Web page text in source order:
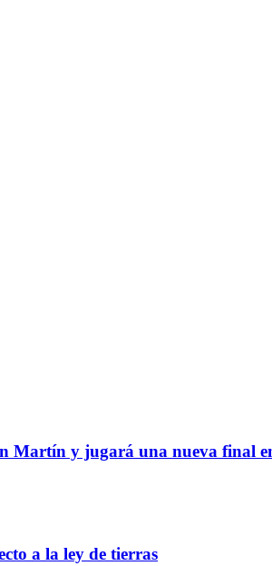
Martín y jugará una nueva final
a la ley de tierras